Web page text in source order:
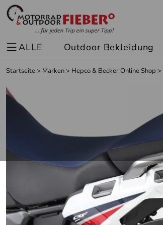
ALLE Outdoor Bekleidung
Startseite> Marken> Hepco & Becker Online Shop >